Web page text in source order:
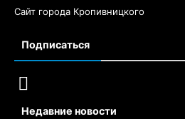
Сайт города Кропивницкого
Подписаться
Недавние новости